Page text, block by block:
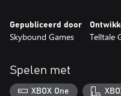
Gepubliceerd door
Skybound Games Telltale
Spelen met
XBOX One